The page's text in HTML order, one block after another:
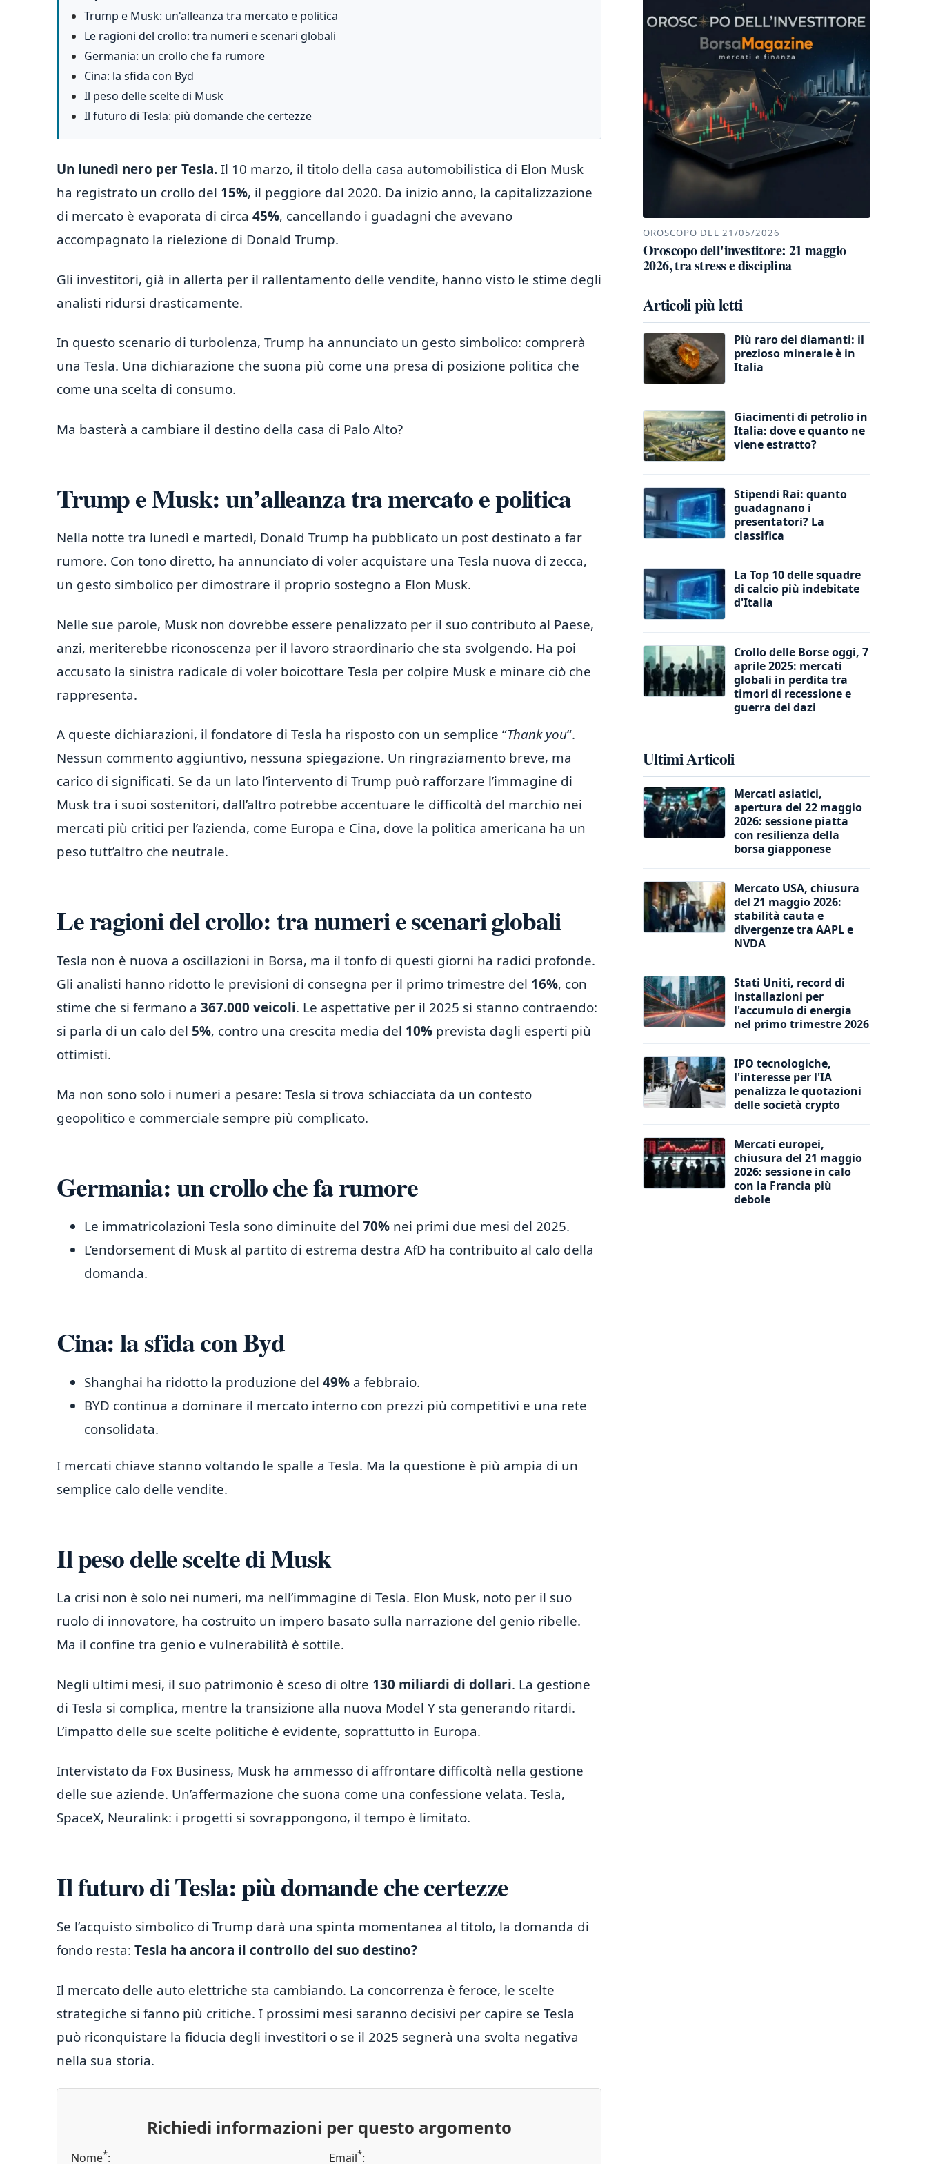
Trump e Musk: un'alleanza tra mercato e politica
Le ragioni del crollo: tra numeri e scenari globali
Germania: un crollo che fa rumore
Cina: la sfida con Byd
Il peso delle scelte di Musk
Il futuro di Tesla: più domande che certezze
Un lunedì nero per Tesla.Il 10 marzo, il titolo della casa automobilistica di Elon Musk
ha registrato un crollo del 15%, il peggiore dal 2020. Da inizio anno, la capitalizzazione
di mercato è evaporata di circa 45%, cancellando i guadagni che avevano
accompagnato la rielezione di Donald Trump.
Gli investitori, già in allerta per il rallentamento delle vendite, hanno visto le stime degli
analisti ridursi drasticamente.
In questo scenario di turbolenza, Trump ha annunciato un gesto simbolico: comprerà
una Tesla. Una dichiarazione che suona più come una presa di posizione politica che
come una scelta di consumo.
Ma basterà a cambiare il destino della casa di Palo Alto?
Trump e Musk: un’alleanza tra mercato e politica
Nella notte tra lunedì e martedì, Donald Trump ha pubblicato un post destinato a far
rumore. Con tono diretto, ha annunciato di voler acquistare una Tesla nuova di zecca,
un gesto simbolico per dimostrare il proprio sostegno a Elon Musk.
Nelle sue parole, Musk non dovrebbe essere penalizzato per il suo contributo al Paese,
anzi, meriterebbe riconoscenza per il lavoro straordinario che sta svolgendo. Ha poi
accusato la sinistra radicale di voler boicottare Tesla per colpire Musk e minare ciò che
rappresenta.
A queste dichiarazioni, il fondatore di Tesla ha risposto con un semplice “Thank you“.
Nessun commento aggiuntivo, nessuna spiegazione. Un ringraziamento breve, ma
carico di significati. Se da un lato l’intervento di Trump può rafforzare l’immagine di
Musk tra i suoi sostenitori, dall’altro potrebbe accentuare le difficoltà del marchio nei
mercati più critici per l’azienda, come Europa e Cina, dove la politica americana ha un
peso tutt’altro che neutrale.
Le ragioni del crollo: tra numeri e scenari globali
Tesla non è nuova a oscillazioni in Borsa, ma il tonfo di questi giorni ha radici profonde.
Gli analisti hanno ridotto le previsioni di consegna per il primo trimestre del 16%, con
stime che si fermano a 367.000 veicoli. Le aspettative per il 2025 si stanno contraendo:
si parla di un calo del 5%, contro una crescita media del 10% prevista dagli esperti più
ottimisti.
Ma non sono solo i numeri a pesare: Tesla si trova schiacciata da un contesto
geopolitico e commerciale sempre più complicato.
Germania: un crollo che fa rumore
Le immatricolazioni Tesla sono diminuite del 70% nei primi due mesi del 2025.
L’endorsement di Musk al partito di estrema destra AfD ha contribuito al calo della
domanda.
Cina: la sfida con Byd
Shanghai ha ridotto la produzione del 49% a febbraio.
BYD continua a dominare il mercato interno con prezzi più competitivi e una rete
consolidata.
I mercati chiave stanno voltando le spalle a Tesla. Ma la questione è più ampia di un
semplice calo delle vendite.
Il peso delle scelte di Musk
La crisi non è solo nei numeri, ma nell’immagine di Tesla. Elon Musk, noto per il suo
ruolo di innovatore, ha costruito un impero basato sulla narrazione del genio ribelle.
Ma il confine tra genio e vulnerabilità è sottile.
Negli ultimi mesi, il suo patrimonio è sceso di oltre 130 miliardi di dollari. La gestione
di Tesla si complica, mentre la transizione alla nuova Model Y sta generando ritardi.
L’impatto delle sue scelte politiche è evidente, soprattutto in Europa.
Intervistato da Fox Business, Musk ha ammesso di affrontare difficoltà nella gestione
delle sue aziende. Un’affermazione che suona come una confessione velata. Tesla,
SpaceX, Neuralink: i progetti si sovrappongono, il tempo è limitato.
Il futuro di Tesla: più domande che certezze
Se l’acquisto simbolico di Trump darà una spinta momentanea al titolo, la domanda di
fondo resta: Tesla ha ancora il controllo del suo destino?
Il mercato delle auto elettriche sta cambiando. La concorrenza è feroce, le scelte
strategiche si fanno più critiche. I prossimi mesi saranno decisivi per capire se Tesla
può riconquistare la fiducia degli investitori o se il 2025 segnerà una svolta negativa
nella sua storia.
Richiedi informazioni per questo argomento
Nome*: Email*:
OROSCOPO DEL 21/05/2026
Oroscopo dell'investitore: 21 maggio
2026, tra stress e disciplina
Articoli più letti
Più raro dei diamanti: il
prezioso minerale è in
Italia
Giacimenti di petrolio in
Italia: dove e quanto ne
viene estratto?
Stipendi Rai: quanto
guadagnano i
presentatori? La
classifica
La Top 10 delle squadre
di calcio più indebitate
d'Italia
Crollo delle Borse oggi, 7
aprile 2025: mercati
globali in perdita tra
timori di recessione e
guerra dei dazi
Ultimi Articoli
Mercati asiatici,
apertura del 22 maggio
2026: sessione piatta
con resilienza della
borsa giapponese
Mercato USA, chiusura
del 21 maggio 2026:
stabilità cauta e
divergenze tra AAPL e
NVDA
Stati Uniti, record di
installazioni per
l'accumulo di energia
nel primo trimestre 2026
IPO tecnologiche,
l'interesse per l'IA
penalizza le quotazioni
delle società crypto
Mercati europei,
chiusura del 21 maggio
2026: sessione in calo
con la Francia più
debole